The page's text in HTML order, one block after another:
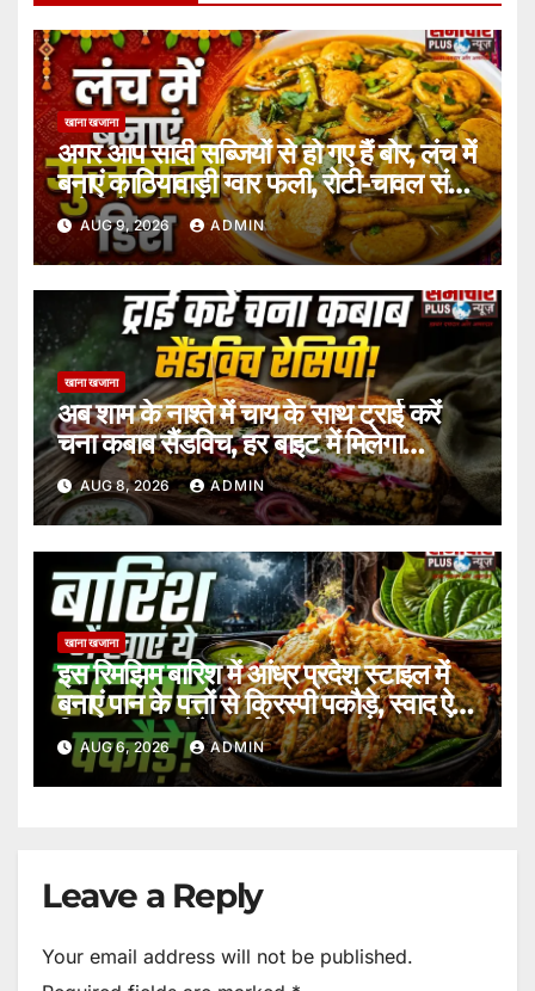
खाना खजाना
अगर आप सादी सब्जियों से हो गए हैं बोर, लंच में
बनाएं काठियावाड़ी ग्वार फली, रोटी-चावल संग
लगेगी टेस्टी।
AUG 9, 2026 ADMIN
खाना खजाना
अब शाम के नाश्ते में चाय के साथ ट्राई करें
चना कबाब सैंडविच, हर बाइट में मिलेगा
जबरदस्त स्वाद।
AUG 8, 2026 ADMIN
खाना खजाना
इस रिमझिम बारिश में आंध्र प्रदेश स्टाइल में
बनाएं पान के पत्तों से क्रिस्पी पकौड़े, स्वाद ऐसा
कि बार-बार करेंगे ट्राई।
AUG 6, 2026 ADMIN
Leave a Reply
Your email address will not be published.